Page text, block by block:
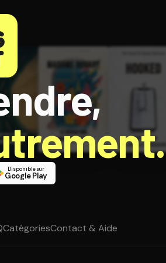
Disponible sur
Google Play
CatégoriesContact & Aide